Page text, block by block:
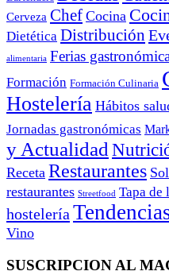
Cerveza Chef Cocina
Dietética Distribución
alimentaria Ferias
Formación Formación Culinaria
Hostelería Hábitos
Jornadas gastronómicas
y Actualidad
Receta Restaurantes
restaurantes Streetfood Tapa de
hostelería
Vino
SUSCRIPCION AL